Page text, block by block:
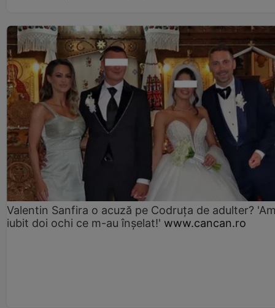
Valentin Sanfira o acuză pe Codruța de adulter?
iubit doi ochi ce m-au înșelat!' www.cancan.ro